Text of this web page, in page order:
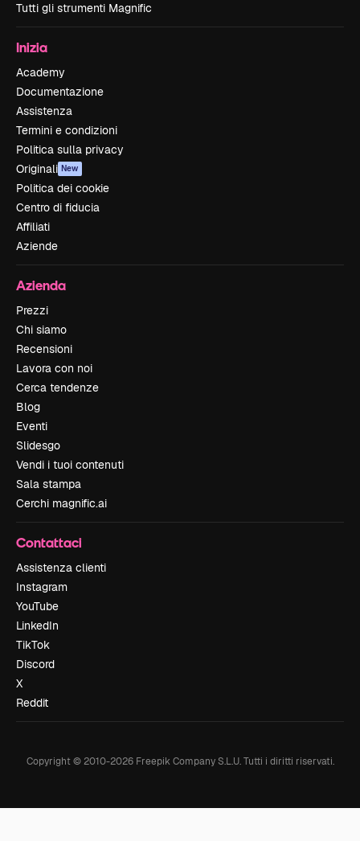
Tutti gli strumenti Magnific
Inizia
Academy
Documentazione
Assistenza
Termini e condizioni
Politica sulla privacy
Originali New
Politica dei cookie
Centro di fiducia
Affiliati
Aziende
Azienda
Prezzi
Chi siamo
Recensioni
Lavora con noi
Cerca tendenze
Blog
Eventi
Slidesgo
Vendi i tuoi contenuti
Sala stampa
Cerchi magnific.ai
Contattaci
Assistenza clienti
Instagram
YouTube
LinkedIn
TikTok
Discord
X
Reddit
Copyright © 2010-2026Freepik Company S.L.U. Tutti i diritti riservati.